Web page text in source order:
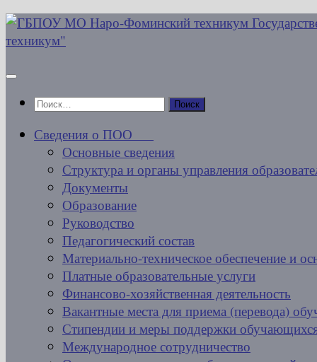
Перейти
к
Найти:
Сведения о ПОО
Основные сведения
Структура и органы управления
Документы
Образование
Руководство
Педагогический состав
Материально-техническое обеспечение и
Платные образовательные услуги
Финансово-хозяйственная деятельность
Вакантные места для приема (перевода)
Стипендии и меры поддержки
Международное сотрудничество